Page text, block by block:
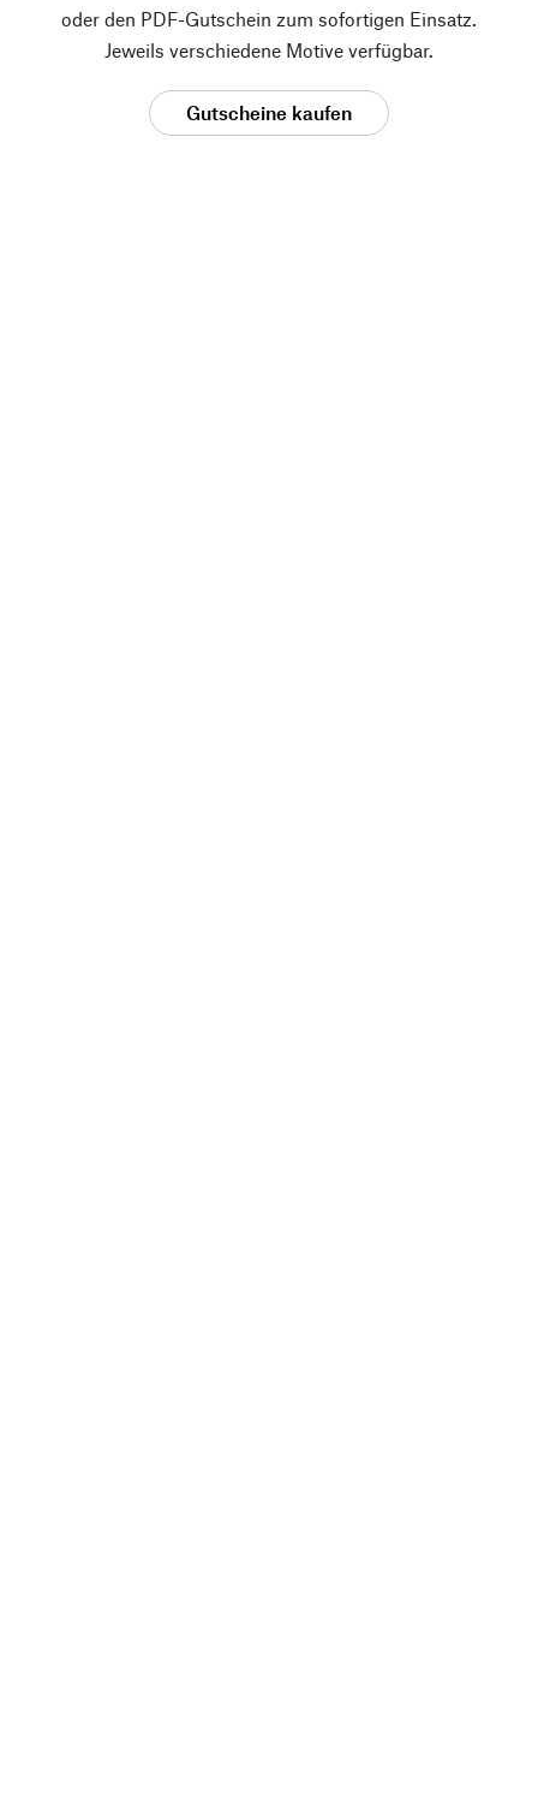
oder den PDF-Gutschein zum sofortigen Einsatz.
Jeweils verschiedene Motive verfügbar.
Gutscheine kaufen